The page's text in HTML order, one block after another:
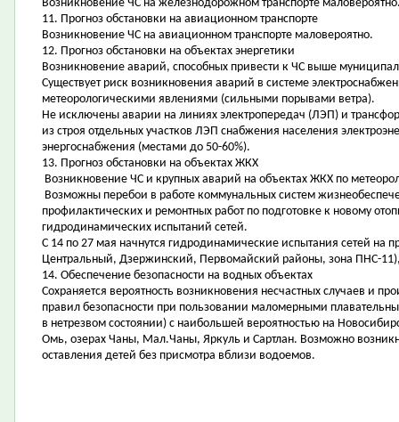
Возникновение ЧС на железнодорожном транспорте
11. Прогноз обстановки на авиационном транспорте
Возникновение ЧС на авиационном транспорте маловероятно.
12. Прогноз обстановки на объектах энергетики
Возникновение аварий, способных привести к ЧС выше
Существует риск возникновения аварий в системе
метеорологическими явлениями (сильными порывами ветра).
Не исключены аварии на линиях электропередач (ЛЭП) и
из строя отдельных участков ЛЭП снабжения населения
энергоснабжения (местами до 50-60%).
13. Прогноз обстановки на объектах ЖКХ
Возникновение ЧС и крупных аварий на объектах ЖКХ по
Возможны перебои в работе коммунальных систем
профилактических и ремонтных работ по подготовке к новому
гидродинамических испытаний сетей.
С 14 по 27 мая начнутся гидродинамические испытания сетей на
Центральный, Дзержинский, Первомайский районы, зона ПНС-
14. Обеспечение безопасности на водных объектах
Сохраняется вероятность возникновения несчастных случаев и
правил безопасности при пользовании маломерными
в нетрезвом состоянии) с наибольшей вероятностью на
Омь, озерах Чаны, Мал.Чаны, Яркуль и Сартлан. Возможно
оставления детей без присмотра вблизи водоемов.